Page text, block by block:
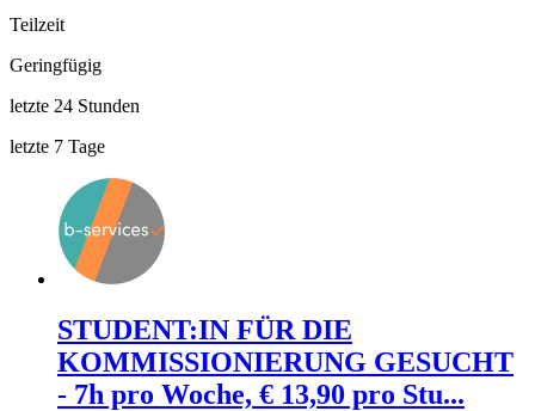
Teilzeit
Geringfügig
letzte 24 Stunden
letzte 7 Tage
STUDENT:IN FÜR DIE
KOMMISSIONIERUNG GESUCHT
- 7h pro Woche, € 13,90 pro Stu...